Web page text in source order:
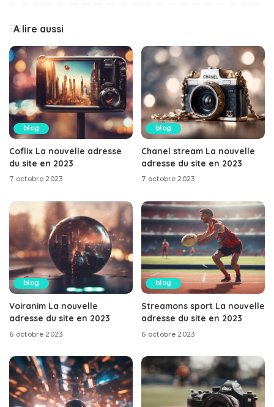
A lire aussi
blog
Coflix La nouvelle adresse
du site en 2023
7 octobre 2023
blog
Chanel stream La nouvelle
adresse du site en 2023
7 octobre 2023
blog
Voiranim La nouvelle
adresse du site en 2023
6 octobre 2023
blog
Streamons sport La nouvelle
adresse du site en 2023
6 octobre 2023